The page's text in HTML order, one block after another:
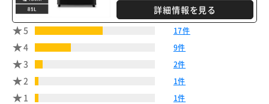
詳細情報を見る
5
17件
4 9件
3 2件
2 1件
1 1件
※ご確認ください
カートに入れる 購入手続きへ